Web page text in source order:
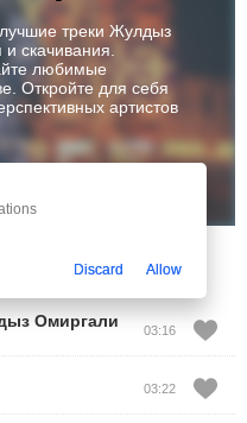
треки Жулдыз
скачивания.
любимые
Откройте для себя
артистов
Омиргали
03:16
03:22
Discard Allow